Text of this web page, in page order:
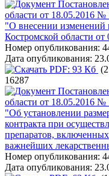
области от 18.05.2016 №
"О внесении изменений
Костромской области
Номер опубликования:
Дата опубликования:
PDF: 93 Кб
16287
области от 18.05.2016 №
"Об установлении
контракта при
препаратов,
важнейших
Номер опубликования:
Дата опубликования: